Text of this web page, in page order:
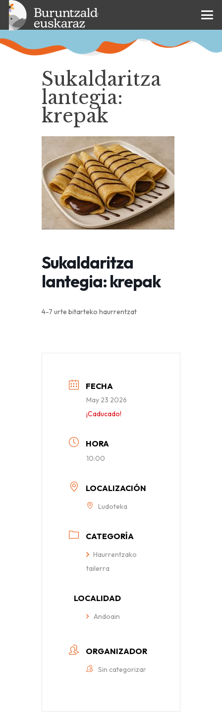
Sukaldaritza
lantegia:
krepak
Sukaldaritza
lantegia: krepak
4-7 urte bitarteko haurrentzat
FECHA
May 23 2026
¡Caducado!
HORA
10:00
LOCALIZACIÓN
Ludoteka
CATEGORÍA
Haurrentzako
tailerra
LOCALIDAD
Andoain
ORGANIZADOR
Sin categorizar